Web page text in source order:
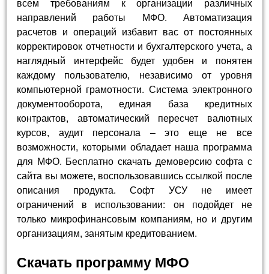
всем требованиям к организации различных
направлений работы МФО. Автоматизация
расчетов и операций избавит вас от постоянных
корректировок отчетности и бухгалтерского учета, а
наглядный интерфейс будет удобен и понятен
каждому пользователю, независимо от уровня
компьютерной грамотности. Система электронного
документооборота, единая база кредитных
контрактов, автоматический пересчет валютных
курсов, аудит персонала – это еще не все
возможности, которыми обладает наша программа
для МФО. Бесплатно скачать демоверсию софта с
сайта вы можете, воспользовавшись ссылкой после
описания продукта. Софт УСУ не имеет
ограничений в использовании: он подойдет не
только микрофинансовым компаниям, но и другим
организациям, занятым кредитованием.
Скачать программу МФО